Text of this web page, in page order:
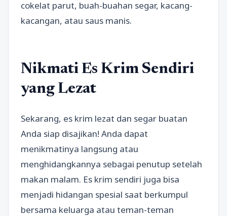
cokelat parut, buah-buahan segar, kacang-
kacangan, atau saus manis.
Nikmati Es Krim Sendiri
yang Lezat
Sekarang, es krim lezat dan segar buatan
Anda siap disajikan! Anda dapat
menikmatinya langsung atau
menghidangkannya sebagai penutup setelah
makan malam. Es krim sendiri juga bisa
menjadi hidangan spesial saat berkumpul
bersama keluarga atau teman-teman